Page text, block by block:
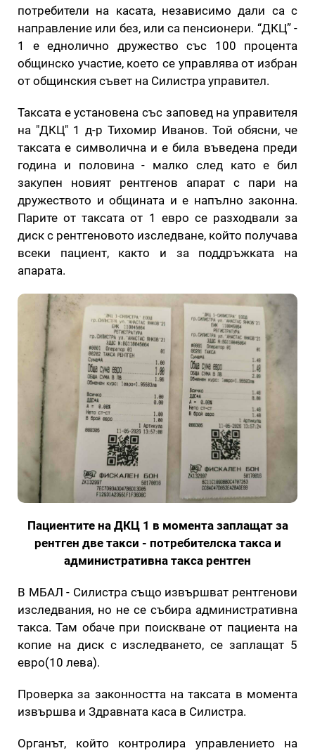
потребители на касата, независимо дали са с
направление или без, или са пенсионери. “ДКЦ” -
1 е еднолично дружество със 100 процента
общинско участие, което се управлява от избран
от общинския съвет на Силистра управител.
Таксата е установена със заповед на управителя
на "ДКЦ" 1 д-р Тихомир Иванов. Той обясни, че
таксата е символична и е била въведена преди
година и половина - малко след като е бил
закупен новият рентгенов апарат с пари на
дружеството и общината и е напълно законна.
Парите от таксата от 1 евро се разходвали за
диск с рентгеновото изследване, който получава
всеки пациент, както и за поддръжката на
апарата.
Пациентите на ДКЦ 1 в момента заплащат за
рентген две такси - потребителска такса и
административна такса рентген
В МБАЛ - Силистра също извършват рентгенови
изследвания, но не се събира административна
такса. Там обаче при поискване от пациента на
копие на диск с изследването, се заплащат 5
евро(10 лева).
Проверка за законността на таксата в момента
извършва и Здравната каса в Силистра.
Органът, който контролира управлението на